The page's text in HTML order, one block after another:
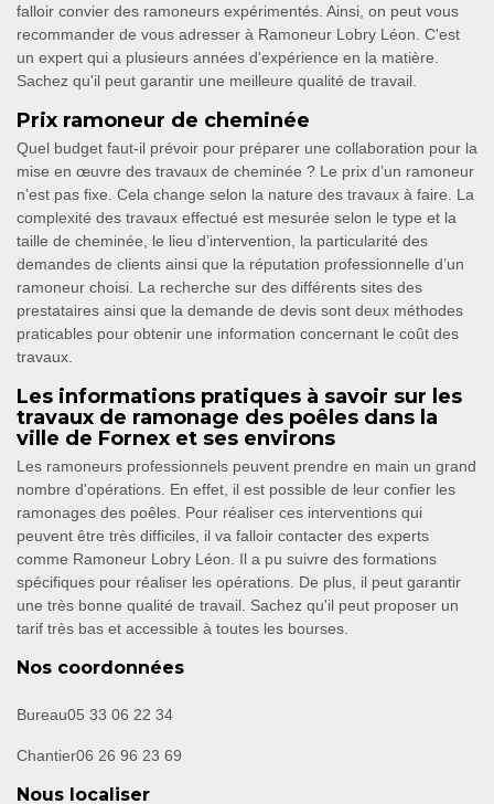
falloir convier des ramoneurs expérimentés. Ainsi, on peut vous
recommander de vous adresser à Ramoneur Lobry Léon. C'est
un expert qui a plusieurs années d'expérience en la matière.
Sachez qu'il peut garantir une meilleure qualité de travail.
Prix ramoneur de cheminée
Quel budget faut-il prévoir pour préparer une collaboration pour la
mise en œuvre des travaux de cheminée ? Le prix d’un ramoneur
n’est pas fixe. Cela change selon la nature des travaux à faire. La
complexité des travaux effectué est mesurée selon le type et la
taille de cheminée, le lieu d’intervention, la particularité des
demandes de clients ainsi que la réputation professionnelle d’un
ramoneur choisi. La recherche sur des différents sites des
prestataires ainsi que la demande de devis sont deux méthodes
praticables pour obtenir une information concernant le coût des
travaux.
Les informations pratiques à savoir sur les
travaux de ramonage des poêles dans la
ville de Fornex et ses environs
Les ramoneurs professionnels peuvent prendre en main un grand
nombre d'opérations. En effet, il est possible de leur confier les
ramonages des poêles. Pour réaliser ces interventions qui
peuvent être très difficiles, il va falloir contacter des experts
comme Ramoneur Lobry Léon. Il a pu suivre des formations
spécifiques pour réaliser les opérations. De plus, il peut garantir
une très bonne qualité de travail. Sachez qu'il peut proposer un
tarif très bas et accessible à toutes les bourses.
Nos coordonnées
Bureau05 33 06 22 34
Chantier06 26 96 23 69
Nous localiser